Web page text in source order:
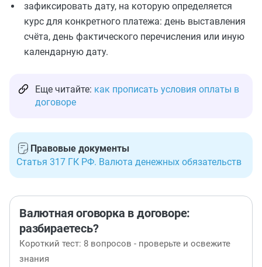
зафиксировать дату, на которую определяется
курс для конкретного платежа: день выставления
счёта, день фактического перечисления или иную
календарную дату.
Еще читайте: как прописать условия оплаты в
договоре
Правовые документы
Статья 317 ГК РФ. Валюта денежных обязательств
Валютная оговорка в договоре:
разбираетесь?
Короткий тест: 8 вопросов - проверьте и освежите
знания